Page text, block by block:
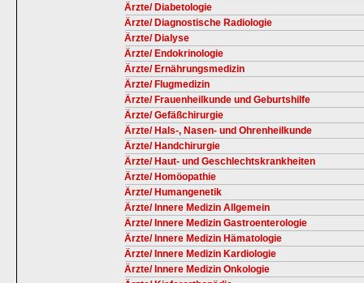
Ärzte/ Diabetologie
Ärzte/ Diagnostische Radiologie
Ärzte/ Dialyse
Ärzte/ Endokrinologie
Ärzte/ Ernährungsmedizin
Ärzte/ Flugmedizin
Ärzte/ Frauenheilkunde und Geburtshilfe
Ärzte/ Gefäßchirurgie
Ärzte/ Hals-, Nasen- und Ohrenheilkunde
Ärzte/ Handchirurgie
Ärzte/ Haut- und Geschlechtskrankheiten
Ärzte/ Homöopathie
Ärzte/ Humangenetik
Ärzte/ Innere Medizin Allgemein
Ärzte/ Innere Medizin Gastroenterologie
Ärzte/ Innere Medizin Hämatologie
Ärzte/ Innere Medizin Kardiologie
Ärzte/ Innere Medizin Onkologie